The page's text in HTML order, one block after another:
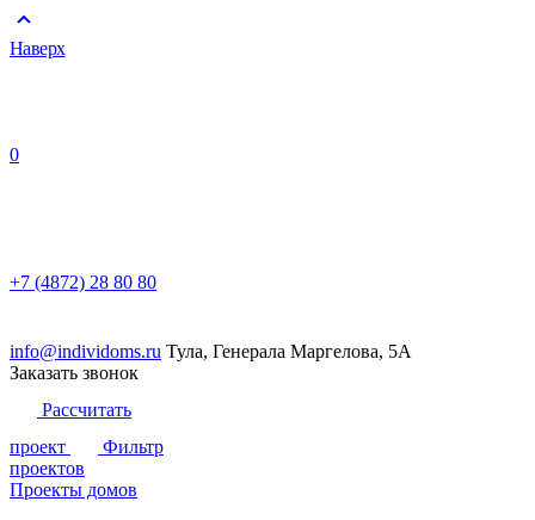
Наверх
0
+7 (4872) 28 80 80
info@individoms.ru Тула, Генерала Маргелова, 5А
Заказать звонок
Рассчитать
проект
Фильтр
проектов
Проекты домов